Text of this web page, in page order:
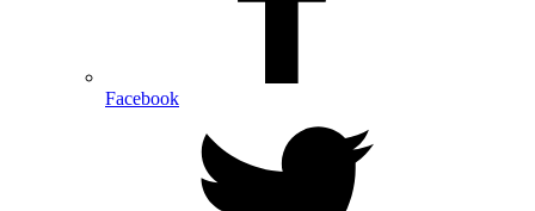
Facebook